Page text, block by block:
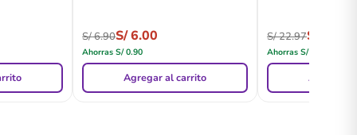
S/6.90S/6.00
AhorrasS/0.90
Agregar al carrito
S/22.97S/
Ahorras S/2.17
Agregar